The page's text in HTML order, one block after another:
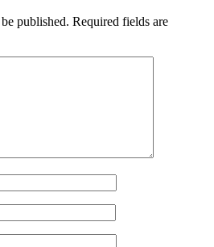
published. Required fields are